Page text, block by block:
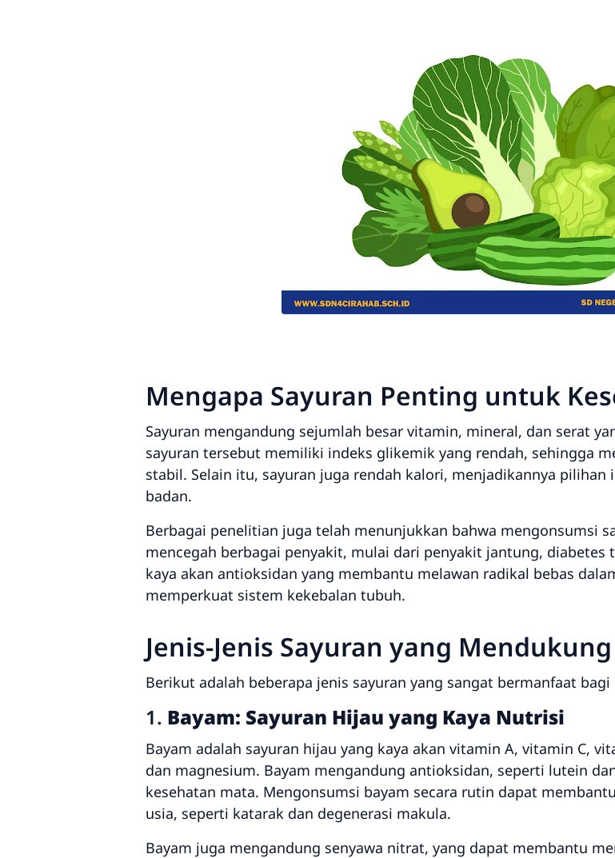
Mengapa Sayuran Penting untuk
Sayuran mengandung sejumlah besar vitamin, mineral, dan serat
sayuran tersebut memiliki indeks glikemik yang rendah, sehingga
stabil. Selain itu, sayuran juga rendah kalori, menjadikannya
badan.
Berbagai penelitian juga telah menunjukkan bahwa mengonsumsi
mencegah berbagai penyakit, mulai dari penyakit jantung, diabetes
kaya akan antioksidan yang membantu melawan radikal bebas
memperkuat sistem kekebalan tubuh.
Jenis-Jenis Sayuran yang
Berikut adalah beberapa jenis sayuran yang sangat bermanfaat
1. Bayam: Sayuran Hijau yang Kaya Nutrisi
Bayam adalah sayuran hijau yang kaya akan vitamin A, vitamin C,
dan magnesium. Bayam mengandung antioksidan, seperti lutein
kesehatan mata. Mengonsumsi bayam secara rutin dapat
usia, seperti katarak dan degenerasi makula.
Bayam juga mengandung senyawa nitrat, yang dapat membantu